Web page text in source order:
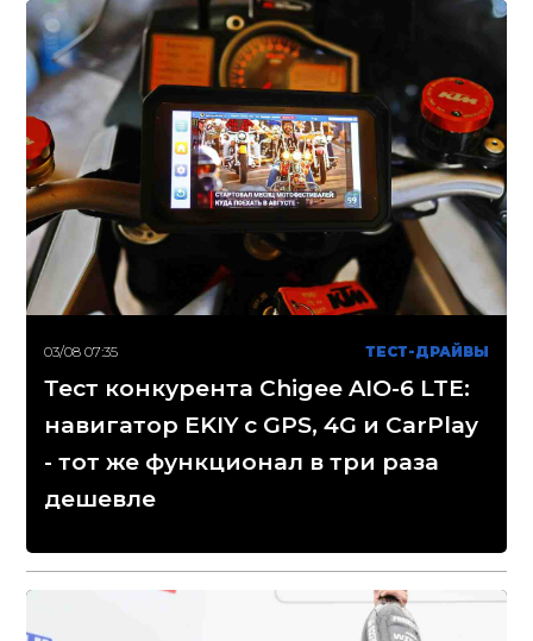
03/08 07:35 ТЕСТ-ДРАЙВЫ
Тест конкурента Chigee AIO-6 LTE:
навигатор EKIY с GPS, 4G и CarPlay
- тот же функционал в три раза
дешевле